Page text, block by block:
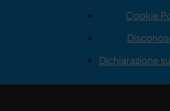
Cookie
Dichiarazione